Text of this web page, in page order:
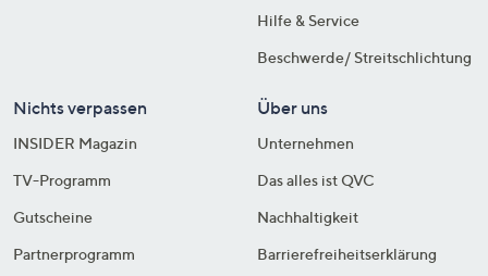
Hilfe & Service
Beschwerde/ Streitschlichtung
Nichts verpassen
INSIDER Magazin
TV-Programm
Gutscheine
Partnerprogramm
Über uns
Unternehmen
Das alles ist QVC
Nachhaltigkeit
Barrierefreiheitserklärung